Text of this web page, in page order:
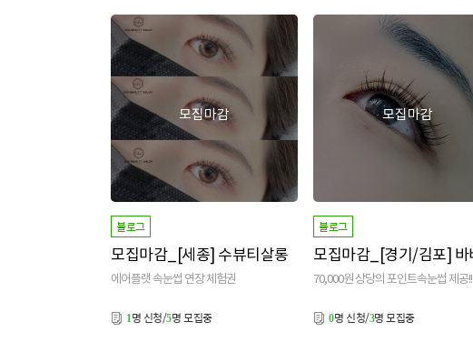
모집마감
블로그
모집마감_[세종] 수뷰티살롱
에어플랫 속눈썹 연장 체험권
1명 신청/5명 모집중
모집마감
블로그
70,000원 상당의 포인트속눈썹 제공!!
0명 신청/3명 모집중